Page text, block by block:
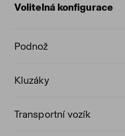
Volitelná konfigurace
Podnož
Kluzáky
Transportní vozík